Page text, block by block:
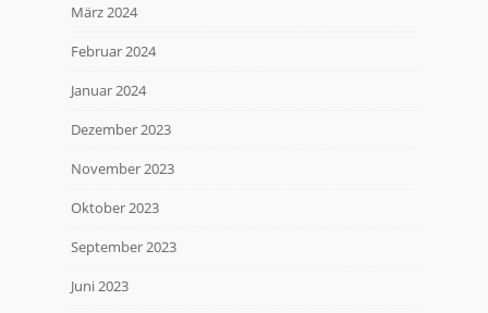
März 2024
Februar 2024
Januar 2024
Dezember 2023
November 2023
Oktober 2023
September 2023
Juni 2023